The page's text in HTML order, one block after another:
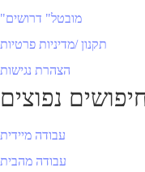
"מובטל" דרושים
תקנון /מדיניות פרטיות
הצהרת נגישות
נפוצים
עבודה מיידית
עבודה מהבית